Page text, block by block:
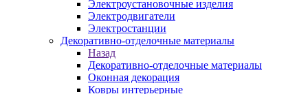
Электроустановочные изделия
Электродвигатели
Электростанции
Декоративно-отделочные материалы
Назад
Декоративно-отделочные материалы
Оконная декорация
Ковры интерьерные